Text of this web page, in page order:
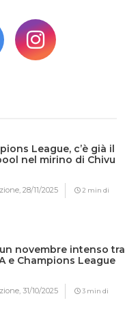
League, c’è già il
nel mirino di Chivu
28/11/2025 2 min di
novembre intenso tra
e Champions League
31/10/2025 3 min di